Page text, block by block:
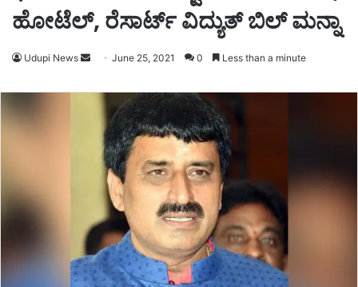
ಹೋಟೆಲ್, ರೆಸಾರ್ಟ್ ವಿದ್ಯುತ್ ಬಿಲ್ ಮನ್ನಾ
Udupi News
Send
email
June 25, 2021 0 Less than a minute